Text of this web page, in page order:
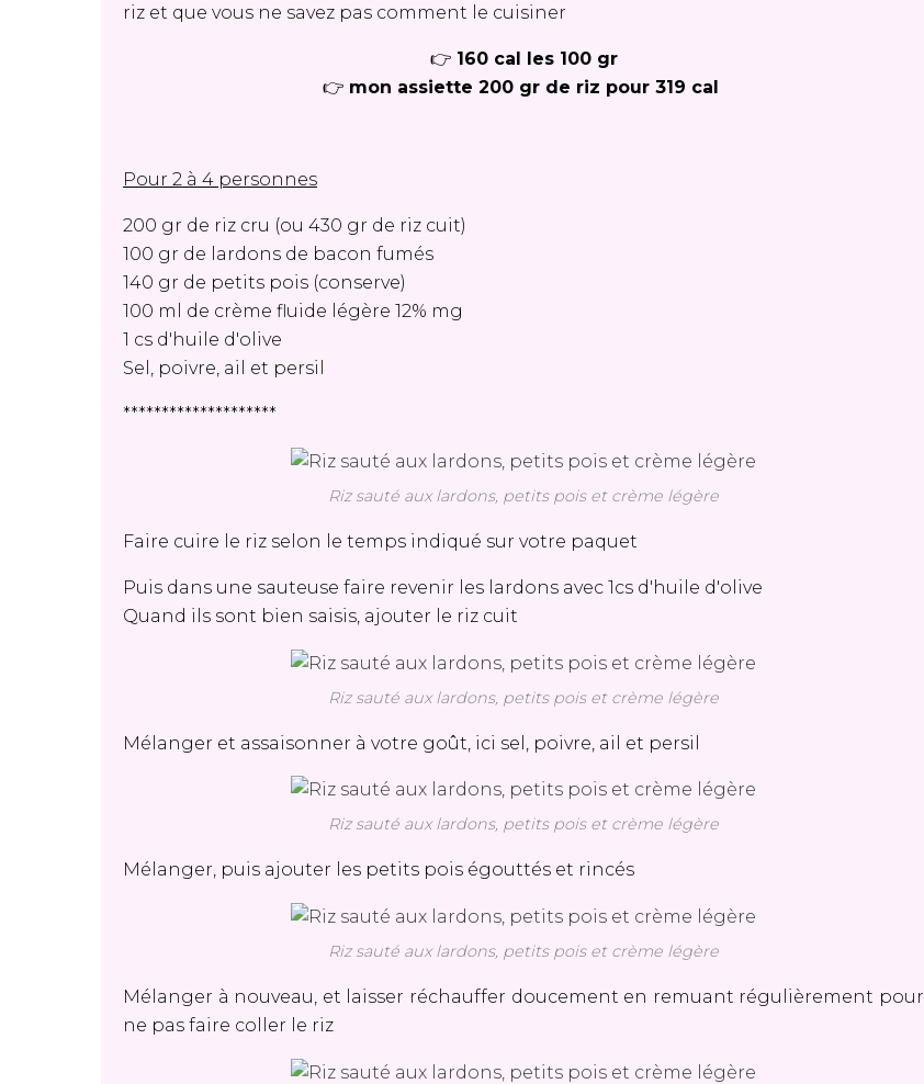
riz et que vous ne savez pas comment le cuisiner
👉 160 cal les 100 gr
👉 mon assiette 200 gr de riz pour 319 cal
Pour 2 à 4 personnes
200 gr de riz cru (ou 430 gr de riz cuit)
100 gr de lardons de bacon fumés
140 gr de petits pois (conserve)
100 ml de crème fluide légère 12% mg
1 cs d'huile d'olive
Sel, poivre, ail et persil
********************
Riz sauté aux lardons, petits pois et crème légère
Faire cuire le riz selon le temps indiqué sur votre paquet
Puis dans une sauteuse faire revenir les lardons avec 1cs d'huile d'olive
Quand ils sont bien saisis, ajouter le riz cuit
Riz sauté aux lardons, petits pois et crème légère
Mélanger et assaisonner à votre goût, ici sel, poivre, ail et persil
Riz sauté aux lardons, petits pois et crème légère
Mélanger, puis ajouter les petits pois égouttés et rincés
Riz sauté aux lardons, petits pois et crème légère
Mélanger à nouveau, et laisser réchauffer doucement en remuant régulièrement pour
ne pas faire coller le riz